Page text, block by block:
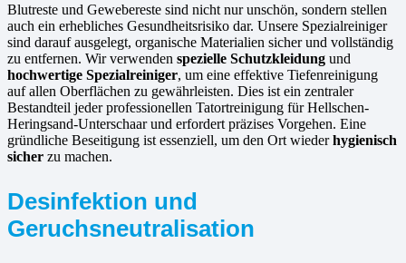
Blutreste und Gewebereste sind nicht nur unschön, sondern stellen
auch ein erhebliches Gesundheitsrisiko dar. Unsere Spezialreiniger
sind darauf ausgelegt, organische Materialien sicher und vollständig
zu entfernen. Wir verwenden spezielle Schutzkleidung und
hochwertige Spezialreiniger, um eine effektive Tiefenreinigung
auf allen Oberflächen zu gewährleisten. Dies ist ein zentraler
Bestandteil jeder professionellen Tatortreinigung für Hellschen-
Heringsand-Unterschaar und erfordert präzises Vorgehen. Eine
gründliche Beseitigung ist essenziell, um den Ort wiederhygienisch
sicher zu machen.
Desinfektion und
Geruchsneutralisation